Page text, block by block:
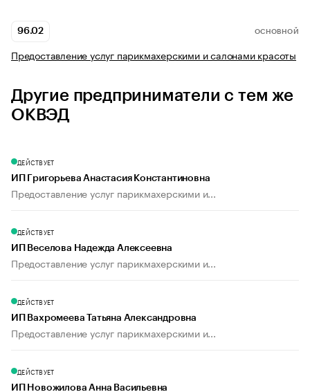
96.02 ОСНОВНОЙ
Предоставление услуг парикмахерскими и салонами красоты
Другие предприниматели с тем же
ОКВЭД
ДЕЙСТВУЕТ
ИП Григорьева Анастасия Константиновна
Предоставление услуг парикмахерскими и...
ДЕЙСТВУЕТ
ИП Веселова Надежда Алексеевна
Предоставление услуг парикмахерскими и...
ДЕЙСТВУЕТ
ИП Вахромеева Татьяна Александровна
Предоставление услуг парикмахерскими и...
ДЕЙСТВУЕТ
ИП Новожилова Анна Васильевна